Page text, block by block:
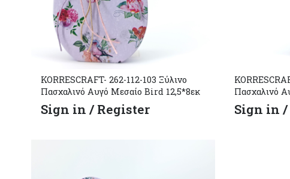
KORRESCRAFT- 262-112-103 Ξύλινο
Πασχαλινό Αυγό Μεσαίο Bird 12,5*8εκ
Sign in / Register
Πασχαλινό
Sign in